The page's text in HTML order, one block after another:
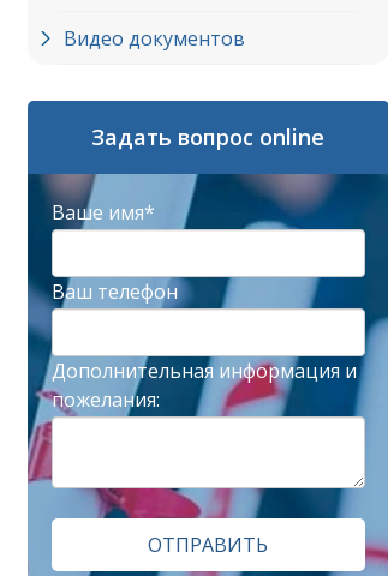
Видео документов
Задать вопрос online
Ваше имя*
Ваш телефон
Дополнительная информация и
пожелания:
ОТПРАВИТЬ